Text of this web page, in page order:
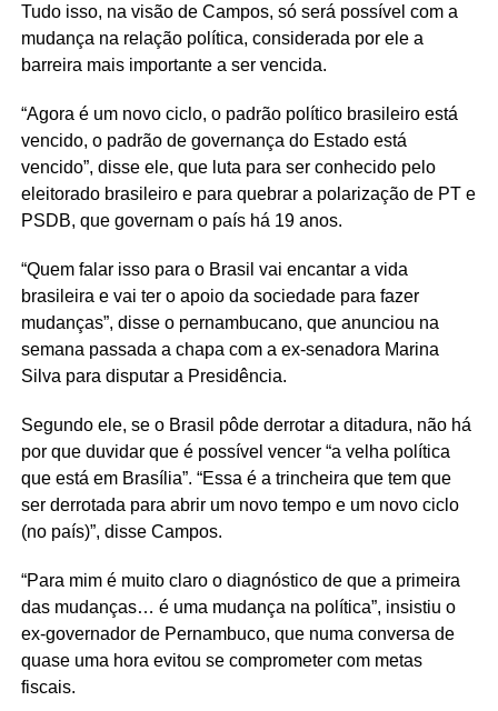
Tudo isso, na visão de Campos, só será possível com a
mudança na relação política, considerada por ele a
barreira mais importante a ser vencida.
“Agora é um novo ciclo, o padrão político brasileiro está
vencido, o padrão de governança do Estado está
vencido”, disse ele, que luta para ser conhecido pelo
eleitorado brasileiro e para quebrar a polarização de PT e
PSDB, que governam o país há 19 anos.
“Quem falar isso para o Brasil vai encantar a vida
brasileira e vai ter o apoio da sociedade para fazer
mudanças”, disse o pernambucano, que anunciou na
semana passada a chapa com a ex-senadora Marina
Silva para disputar a Presidência.
Segundo ele, se o Brasil pôde derrotar a ditadura, não há
por que duvidar que é possível vencer “a velha política
que está em Brasília”. “Essa é a trincheira que tem que
ser derrotada para abrir um novo tempo e um novo ciclo
(no país)”, disse Campos.
“Para mim é muito claro o diagnóstico de que a primeira
das mudanças… é uma mudança na política”, insistiu o
ex-governador de Pernambuco, que numa conversa de
quase uma hora evitou se comprometer com metas
fiscais.